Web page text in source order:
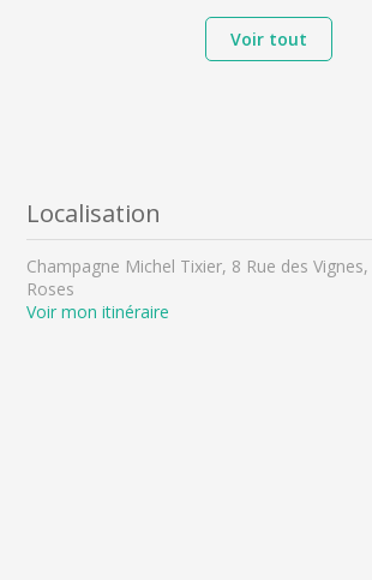
Voir tout
Localisation
Champagne Michel Tixier, 8 Rue des
Roses
Voir mon itinéraire